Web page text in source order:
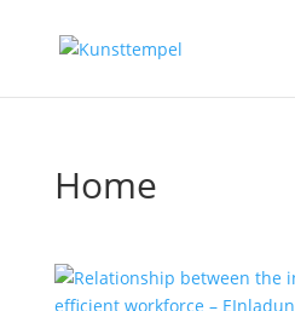
Home